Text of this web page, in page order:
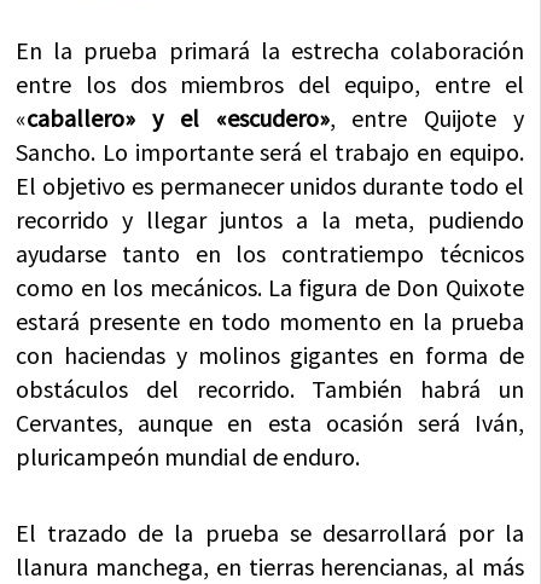
En la prueba primará la estrecha colaboración
entre los dos miembros del equipo, entre el
«caballero» y el «escudero», entre Quijote y
Sancho. Lo importante será el trabajo en equipo.
El objetivo es permanecer unidos durante todo el
recorrido y llegar juntos a la meta, pudiendo
ayudarse tanto en los contratiempo técnicos
como en los mecánicos. La figura de Don Quixote
estará presente en todo momento en la prueba
con haciendas y molinos gigantes en forma de
obstáculos del recorrido. También habrá un
Cervantes, aunque en esta ocasión será Iván,
pluricampeón mundial de enduro.
El trazado de la prueba se desarrollará por la
llanura manchega, en tierras herencianas, al más